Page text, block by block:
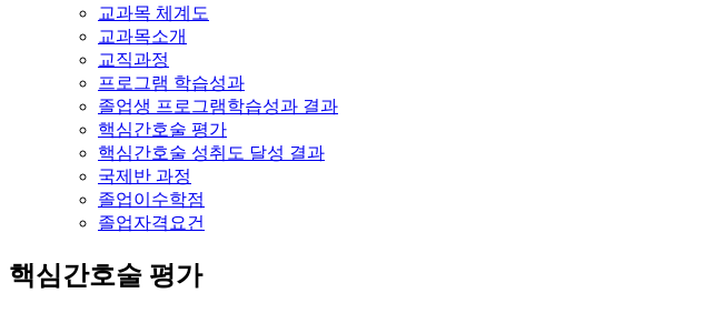
교과목 체계도
교과목소개
교직과정
프로그램 학습성과
졸업생 프로그램학습성과 결과
핵심간호술 평가
핵심간호술 성취도 달성 결과
국제반 과정
졸업이수학점
졸업자격요건
핵심간호술 평가